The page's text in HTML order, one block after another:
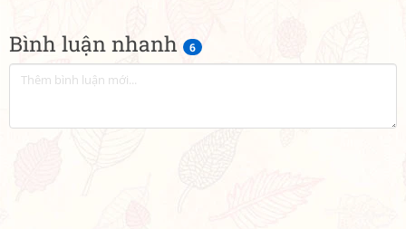
Bình luận nhanh 6